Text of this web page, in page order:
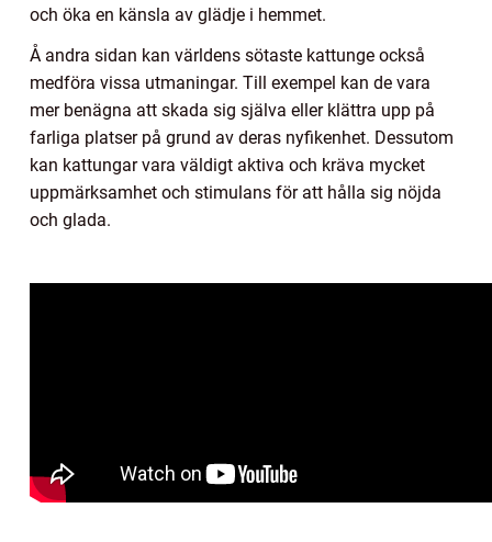
och öka en känsla av glädje i hemmet.
Å andra sidan kan världens sötaste kattunge också
medföra vissa utmaningar. Till exempel kan de vara
mer benägna att skada sig själva eller klättra upp på
farliga platser på grund av deras nyfikenhet. Dessutom
kan kattungar vara väldigt aktiva och kräva mycket
uppmärksamhet och stimulans för att hålla sig nöjda
och glada.